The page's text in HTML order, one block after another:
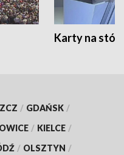
Karty na
/ GDAŃSK /
/ KIELCE /
/ OLSZTYN /